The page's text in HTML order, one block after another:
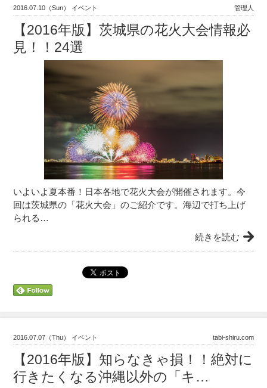
2016.07.10（Sun） イベント 管理人
【2016年版】茨城県の花火大会情報必
見！！24選
いよいよ夏本番！日本各地で花火大会が開催されます。今
回は茨城県の「花火大会」のご紹介です。海辺で打ち上げ
られる…
続きを読む
2016.07.07（Thu） イベント tabi-shiru.com
【2016年版】知らなきゃ損！！絶対に
行きたくなる沖縄以外の「キ…